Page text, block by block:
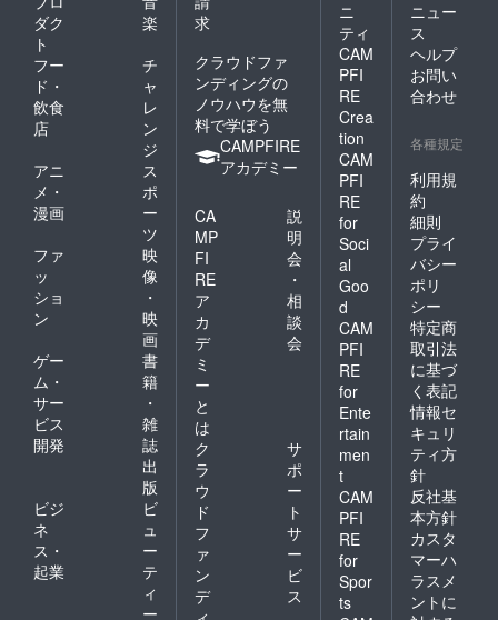
ダク
ト
楽
フー
ド・
飲食
店
チ
ャ
レ
ン
ジ
アニ
メ・
漫画
ス
ポ
ー
ツ
ファ
ッ
ショ
ン
映
像
・
映
画
ゲー
ム・
サー
ビス
開発
書
籍
・
雑
誌
出
版
ビジ
ネ
ス・
起業
ビ
ュ
ー
テ
ィ
ー
求
クラウドファ
ンディングの
ノウハウを無
料で学ぼう
CAMPFIRE
アカデミー
CA
MP
FI
RE
ア
カ
デ
ミ
ー
と
は
説
明
会
・
相
談
会
ク
ラ
ウ
ド
フ
ァ
ン
デ
サ
ポ
ー
ト
サ
ー
ビ
ス
ニ
ティ
CAM
PFI
RE
Crea
tion
CAM
PFI
RE
for
Soci
al
Goo
d
CAM
PFI
RE
for
Ente
rtain
men
t
CAM
PFI
RE
for
Spor
ts
ニュー
ス
ヘルプ
お問い
合わせ
各種規定
利用規
約
細則
プライ
バシー
ポリ
シー
特定商
取引法
に基づ
く表記
情報セ
キュリ
ティ方
針
反社基
本方針
カスタ
マーハ
ラスメ
ントに